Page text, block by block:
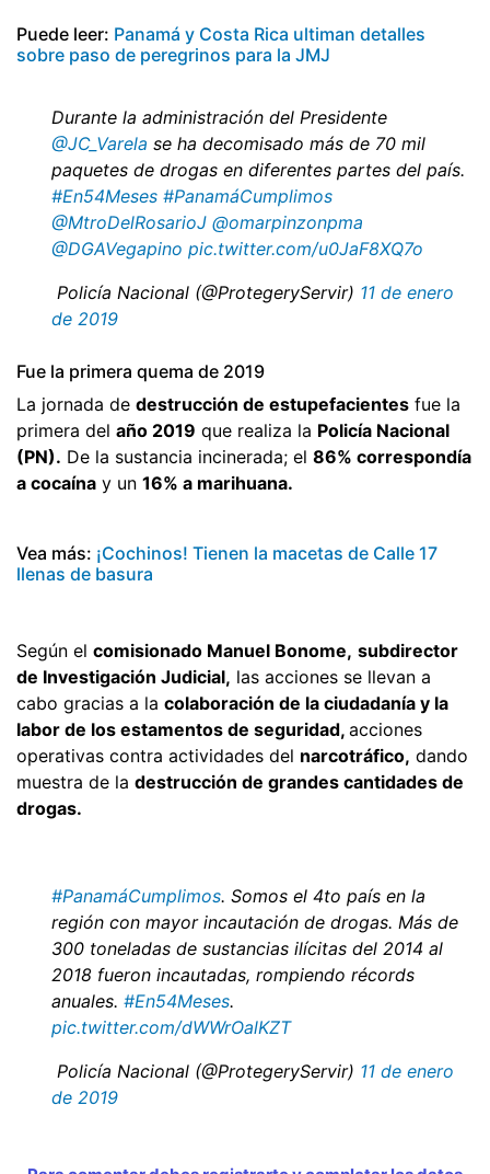
Puede leer: Panamá y Costa Rica ultiman detalles
sobre paso de peregrinos para la JMJ
Durante la administración del Presidente
@JC_Varela se ha decomisado más de 70 mil
paquetes de drogas en diferentes partes del país.
#En54Meses #PanamáCumplimos
@MtroDelRosarioJ @omarpinzonpma
@DGAVegapino pic.twitter.com/u0JaF8XQ7o
 Policía Nacional (@ProtegeryServir) 11 de enero
de 2019
Fue la primera quema de 2019
La jornada de destrucción de estupefacientes fue la
primera del año 2019 que realiza la Policía Nacional
(PN). De la sustancia incinerada; el 86% correspondía
a cocaína y un 16% a marihuana.
Vea más: ¡Cochinos! Tienen la macetas de Calle 17
llenas de basura
Según el comisionado Manuel Bonome, subdirector
de Investigación Judicial, las acciones se llevan a
cabo gracias a la colaboración de la ciudadanía y la
labor de los estamentos de seguridad, acciones
operativas contra actividades del narcotráfico, dando
muestra de la destrucción de grandes cantidades de
drogas.
#PanamáCumplimos. Somos el 4to país en la
región con mayor incautación de drogas. Más de
300 toneladas de sustancias ilícitas del 2014 al
2018 fueron incautadas, rompiendo récords
anuales. #En54Meses.
pic.twitter.com/dWWrOalKZT
 Policía Nacional (@ProtegeryServir) 11 de enero
de 2019